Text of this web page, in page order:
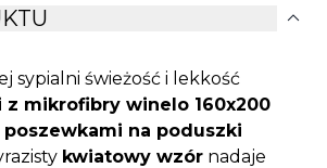
expand_more
sypialni świeżość i lekkość
z mikrofibry winelo 160x200
na poduszki
kwiatowy wzór nadaje